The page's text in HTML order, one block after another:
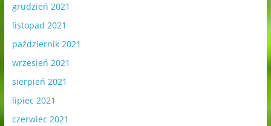
grudzień 2021
listopad 2021
październik 2021
wrzesień 2021
sierpień 2021
lipiec 2021
czerwiec 2021